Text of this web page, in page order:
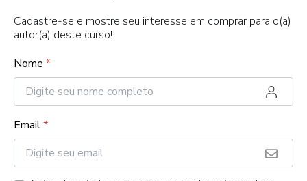
Cadastre-se e mostre seu interesse em comprar para o(a)
autor(a) deste curso!
Nome *
Email*